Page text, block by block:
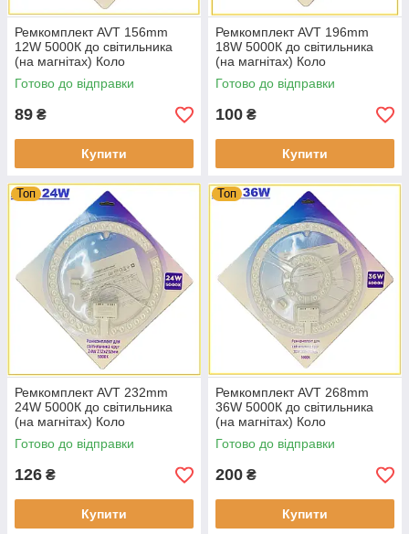
Ремкомплект AVT 156mm
12W 5000К до світильника
(на магнітах) Коло
Готово до відправки
89 ₴
Купити
Ремкомплект AVT 196mm
18W 5000К до світильника
(на магнітах) Коло
Готово до відправки
100 ₴
Купити
Топ
Ремкомплект AVT 232mm
24W 5000К до світильника
(на магнітах) Коло
Готово до відправки
126 ₴
Купити
Топ
Ремкомплект AVT 268mm
36W 5000К до світильника
(на магнітах) Коло
Готово до відправки
200 ₴
Купити